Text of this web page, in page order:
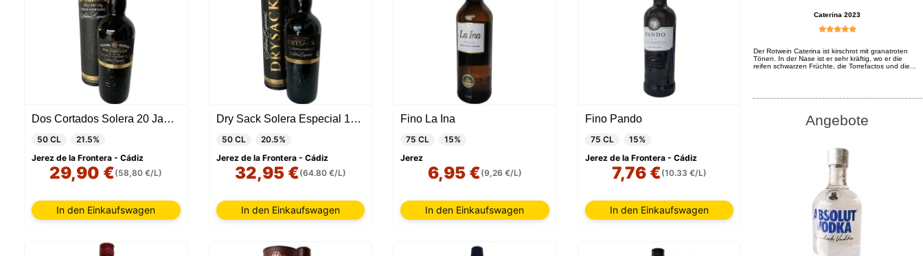
Dos Cortados Solera 20 Jahre Palo Cortado
50 CL
21.5%
Jerez de la Frontera - Cádiz
29,90 €(58,80 €/L)
In den Einkaufswagen
Dry Sack Solera Especial 15 Jahre
50 CL
20.5%
Jerez de la Frontera - Cádiz
32,95 €(64.80 €/L)
In den Einkaufswagen
Fino La Ina
75 CL
15%
Jerez
6,95 €(9,26 €/L)
In den Einkaufswagen
Fino Pando
75 CL
15%
Jerez de la Frontera - Cádiz
7,76 €(10.33 €/L)
In den Einkaufswagen
Caterina 2023
Der Rotwein Caterina ist kirschrot mit granatroten
Tönen. In der Nase ist er sehr kräftig, wo er die
reifen schwarzen Früchte, die Torrefactos und die...
Angebote